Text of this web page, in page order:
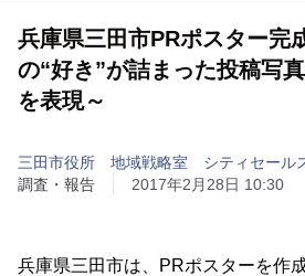
兵庫県三田市PRポスター完
の“好き”が詰まった投稿写
を表現～
三田市役所 地域戦略室 シティセール
調査・報告
2017年2月28日 10:30
兵庫県三田市は、PRポスターを作